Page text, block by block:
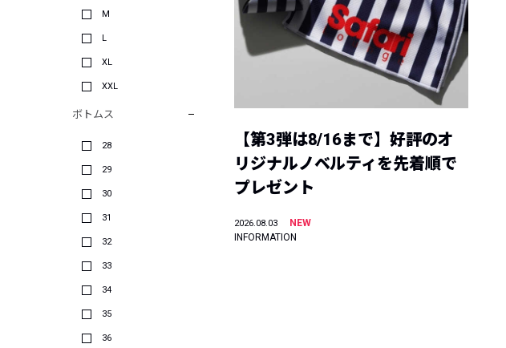
M
L
XL
XXL
ボトムス
28
29
30
31
32
33
34
35
36
【第3弾は8/16まで】好評のオ
リジナルノベルティを先着順で
プレゼント
2026.08.03
NEW
INFORMATION